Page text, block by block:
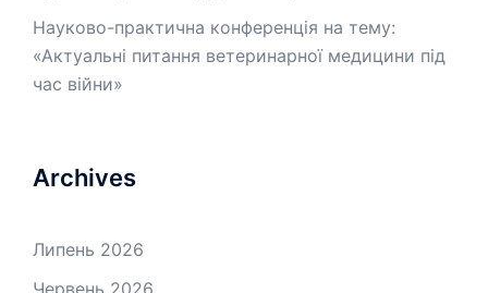
Науково-практична конференція на тему:
«Актуальні питання ветеринарної медицини під
час війни»
Archives
Липень 2026
Червень 2026